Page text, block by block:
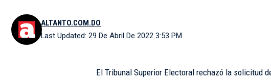
Last Updated: 29 De Abril De 2022 3:53 PM
ALTANTO.COM.DO
El Tribunal Superior Electoral rechazó la solicitud